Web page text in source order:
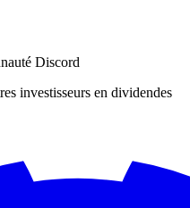
Discord
investisseurs en dividendes